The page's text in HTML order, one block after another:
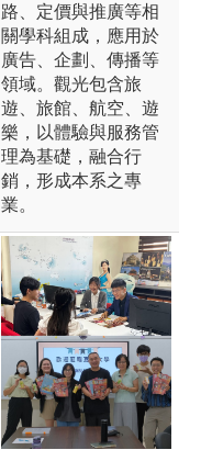
路、定價與推廣等相
關學科組成，應用於
廣告、企劃、傳播等
領域。觀光包含旅
遊、旅館、航空、遊
樂，以體驗與服務管
理為基礎，融合行
銷，形成本系之專
業。
商業數據分
析：運用資料
分析工具進行